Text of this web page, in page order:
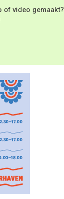
of video gemaakt?